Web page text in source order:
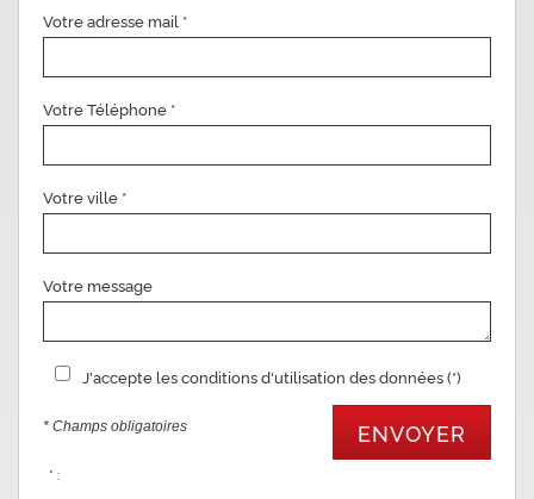
Votre adresse mail *
Votre Téléphone *
Votre ville *
Votre message
J'accepte les conditions d'utilisation des données (*)
* Champs obligatoires ENVOYER
* :